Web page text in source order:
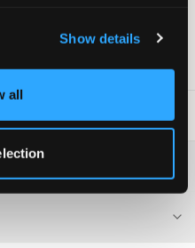
Show details
all